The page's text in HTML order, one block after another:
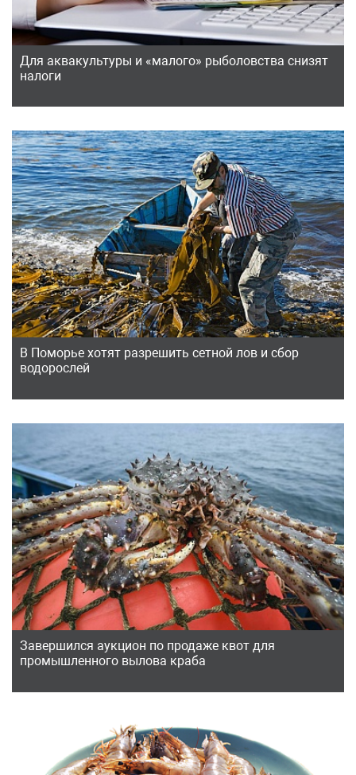
Для аквакультуры и «малого» рыболовства снизят
налоги
В Поморье хотят разрешить сетной лов и сбор
водорослей
Завершился аукцион по продаже квот для
промышленного вылова краба